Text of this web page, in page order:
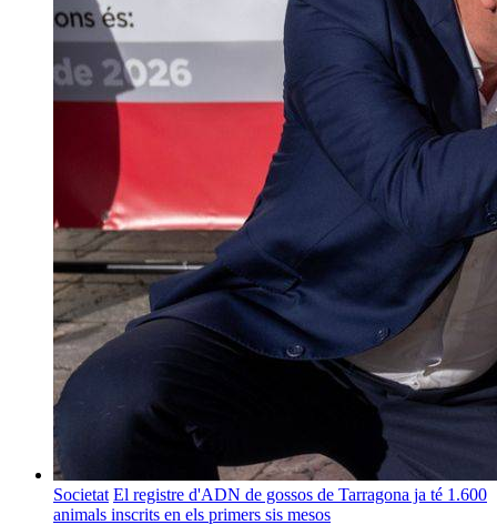
Societat El registre d'ADN de gossos de Tarragona ja té 1.600
animals inscrits en els primers sis mesos